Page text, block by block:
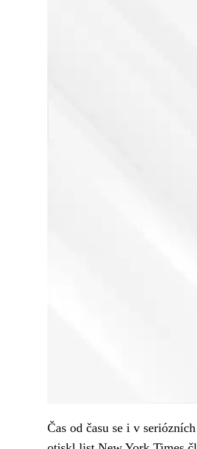
Čas od času se i v